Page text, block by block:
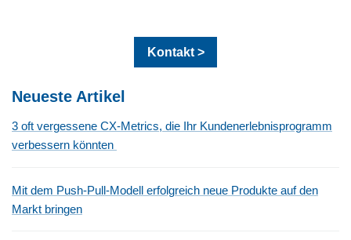
Kontakt >
Neueste Artikel
3 oft vergessene CX-Metrics, die Ihr Kundenerlebnisprogramm
verbessern könnten
Mit dem Push-Pull-Modell erfolgreich neue Produkte auf den
Markt bringen